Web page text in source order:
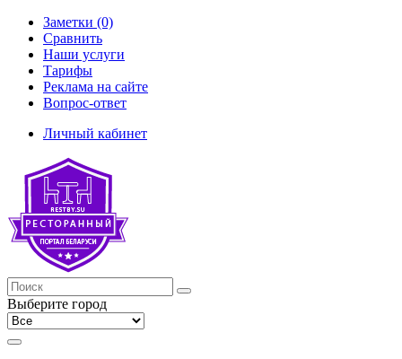
Заметки (0)
Сравнить
Наши услуги
Тарифы
Реклама на сайте
Вопрос-ответ
Личный кабинет
Выберите город